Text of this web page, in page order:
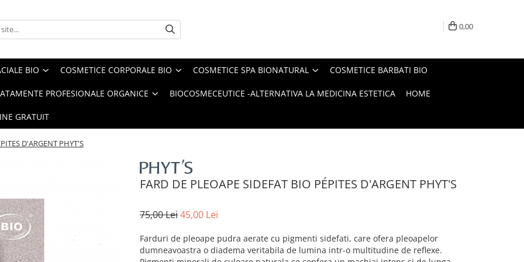
0,00
BIO COSMETICE CORPORALE BIO COSMETICE SPA BIONATURAL COSMETICE BARBATI BIO
PROFESIONALE ORGANICE BIOCOSMECEUTICE -ALTERNATIVA LA MEDICINA ESTETICA HOME
GRATUIT
D'ARGENT PHYT'S
FARD DE PLEOAPE SIDEFAT BIO PÉPITES D'ARGENT PHYT'S
75,00 Lei45,00 Lei
Farduri de pleoape pudra aerate cu pigmenti sidefati, care ofera pleoapelor
dumneavoastra o diadema veritabila de lumina intr-o multitudine de reflexe.